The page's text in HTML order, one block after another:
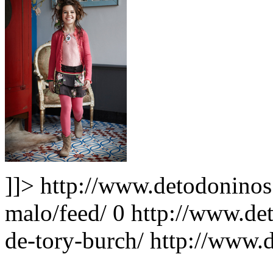
]]> http://
malo/feed/ 0 http://
de-tory-burch/ http://